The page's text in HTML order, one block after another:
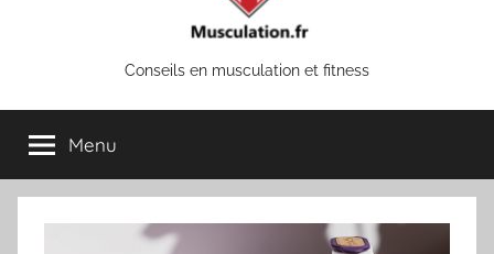
musculation
&
Conseils en musculation et fitness
Menu